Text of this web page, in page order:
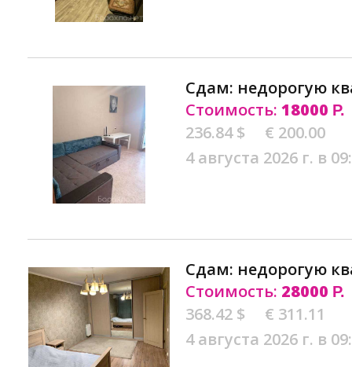
Сдам: недорогую
Стоимость: 18000 Р.
236.84 $
€ 200.00
4 августа 2026 г. в
Сдам: недорогую
Стоимость: 28000 Р.
368.42 $
€ 311.11
4 августа 2026 г. в